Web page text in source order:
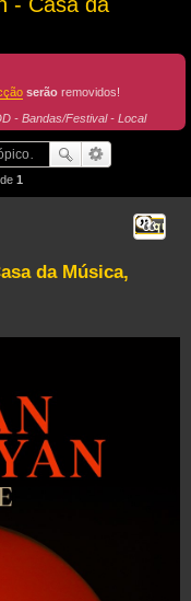
serão removidos!
- Bandas/Festival - Local
de 1
da Música,
Citar